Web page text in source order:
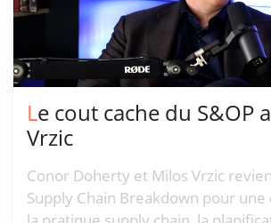
Le cout cache du S&OP avec Milos
Vrzic
Conor Doherty et Milos Vrzic
Supply Chain Breakdown pour une